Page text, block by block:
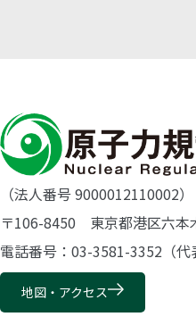
（法人番号 9000012110002）
〒106-8450 東京都港区六本
電話番号：03-3581-3352（代
地図・アクセス